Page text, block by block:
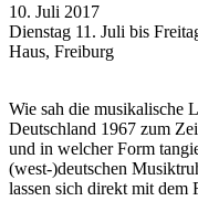
10. Juli 2017
Dienstag 11. Juli bis
Haus, Freiburg
Wie sah die musikalische
Deutschland 1967 zum
und in welcher Form
(west-)deutschen
lassen sich direkt mit dem